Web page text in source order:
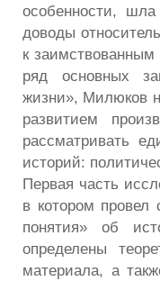
особенности,
доводы
к
ряд основных
жизни», Милюков
развитием
рассматривать
историй:
Первая часть
в котором
понятия» об
определены
материала, а